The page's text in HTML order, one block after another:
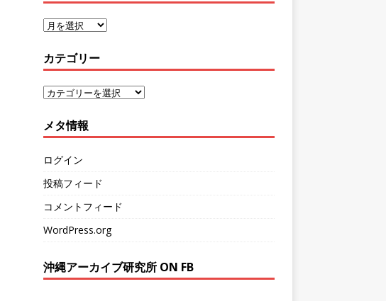
カテゴリー
メタ情報
ログイン
投稿フィード
コメントフィード
WordPress.org
沖縄アーカイブ研究所 ON FB